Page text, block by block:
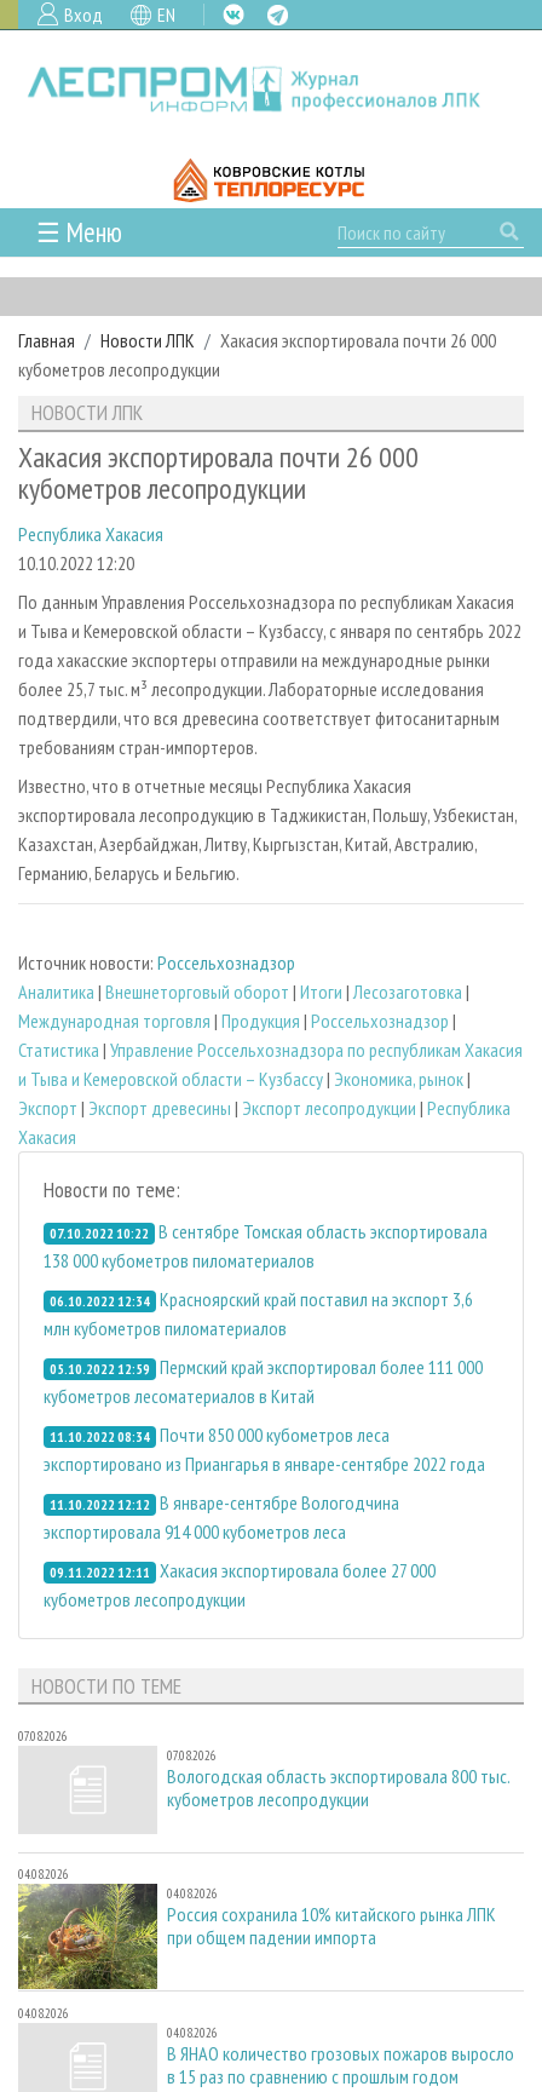
Вход EN
☰ Меню
ГЛАВНАЯ
РУБРИКИ И ТЕМЫ
РУБРИКИ ЖУРНАЛА
ЛЕСОЗАГОТОВКА
ЛЕСОПИЛЕНИЕ
СУШКА ДРЕВЕСИНЫ
ПРОИЗВОДСТВО ДРЕВЕСНЫХ ПЛИТ
ДЕРЕВЯННОЕ ДОМОСТРОЕНИЕ
ПРОИЗВОДСТВО МЕБЕЛИ
БИОЭНЕРГЕТИКА
ЦБП
ИНСТРУМЕНТ И МАТЕРИАЛЫ
НОВОСТИ
НОВОСТИ ЛПК
НОВОСТИ ЖУРНАЛА
ПРОЕКТЫ ЛПИ
АНАЛИТИКА
ПРЕДПРИЯТИЯ ЛПК
ПЕРСОНЫ
МОБИЛЬНЫЕ ВЫСТАВКИ
ОФИЦИАЛЬНЫЕ ДЕЛЕГАЦИИ
ПРИОРИТЕТНЫЕ ИНВЕСТПРОЕКТЫ
RUSSIAN FORESTRY REVIEW
ГАЗЕТА ЛЕСПРОМФОРУМ
БИБЛИОТЕКА СПЕЦИАЛИСТА
АРХИВ ЖУРНАЛОВ
СТАТЬИ
О ЖУРНАЛЕ
ПОДПИСКА
КОНТАКТЫ
РЕКЛАМОДАТЕЛЯМ
РЕКЛАМА
РЕКЛАМА НА САЙТЕ
Главная Новости ЛПК
Хакасия экспортировала почти 26 000
кубометров лесопродукции
НОВОСТИ ЛПК
Хакасия экспортировала почти 26 000
кубометров лесопродукции
Республика Хакасия
10.10.2022 12:20
По данным Управления Россельхознадзора по республикам Хакасия
и Тыва и Кемеровской области – Кузбассу, с января по сентябрь 2022
года хакасские экспортеры отправили на международные рынки
более 25,7 тыс. м³ лесопродукции. Лабораторные исследования
подтвердили, что вся древесина соответствует фитосанитарным
требованиям стран-импортеров.
Известно, что в отчетные месяцы Республика Хакасия
экспортировала лесопродукцию в Таджикистан, Польшу, Узбекистан,
Казахстан, Азербайджан, Литву, Кыргызстан, Китай, Австралию,
Германию, Беларусь и Бельгию.
Источник новости: Россельхознадзор
Аналитика | Внешнеторговый оборот | Итоги |Лесозаготовка |
Международная торговля | Продукция | Россельхознадзор |
Статистика | Управление Россельхознадзора по республикам Хакасия
и Тыва и Кемеровской области – Кузбассу| Экономика, рынок|
Экспорт | Экспорт древесины | Экспорт лесопродукции | Республика
Хакасия
Новости по теме:
07.10.2022 10:22 В сентябре Томская область экспортировала
138 000 кубометров пиломатериалов
06.10.2022 12:34 Красноярский край поставил на экспорт 3,6
млн кубометров пиломатериалов
05.10.2022 12:59 Пермский край экспортировал более 111 000
кубометров лесоматериалов в Китай
11.10.2022 08:34 Почти 850 000 кубометров леса
экспортировано из Приангарья в январе-сентябре 2022 года
11.10.2022 12:12 В январе-сентябре Вологодчина
экспортировала 914 000 кубометров леса
09.11.2022 12:11 Хакасия экспортировала более 27 000
кубометров лесопродукции
НОВОСТИ ПО ТЕМЕ
07.08.2026
07.08.2026
Вологодская область экспортировала 800 тыс.
кубометров лесопродукции
04.08.2026
04.08.2026
Россия сохранила 10% китайского рынка ЛПК
при общем падении импорта
04.08.2026
04.08.2026
В ЯНАО количество грозовых пожаров выросло
в 15 раз по сравнению с прошлым годом